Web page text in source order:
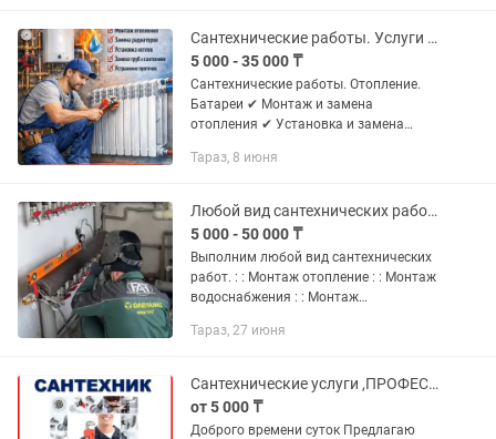
раковин,...
Сантехнические работы. Услуги сантехника
5 000 - 35 000 ₸
Сантехнические работы. Отопление.
Батареи ✔ Монтаж и замена
отопления ✔ Установка и замена
Замена труб и сантехники ✔
квартира,...
Тараз, 8 июня
Любой вид сантехнических работ. Гарантия 10000%
5 000 - 50 000 ₸
Выполним любой вид сантехнических
работ. : : Монтаж отопление : : Монтаж
водоснабжения : : Монтаж
отопления : Сборка и установка :
Тараз, 27 июня
Сантехнические услуги ,ПРОФЕССИОНАЛЬНО, КАЧЕСТВЕННО, АККУРАТНО
от 5 000 ₸
Доброго времени суток Предлагаю